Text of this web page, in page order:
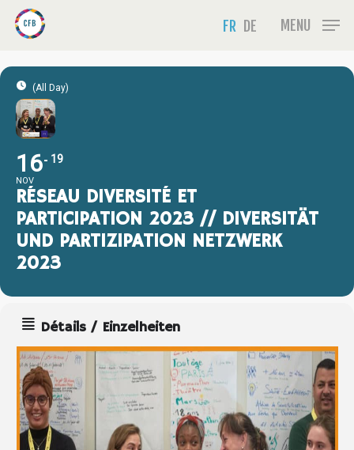
content
FR DE MENU
(All Day)
16
NOV
19
RÉSEAU DIVERSITÉ ET
PARTICIPATION 2023 // DIVERSITÄT
UND PARTIZIPATION NETZWERK
2023
Détails / Einzelheiten